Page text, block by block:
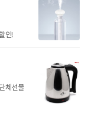
인!
체선물